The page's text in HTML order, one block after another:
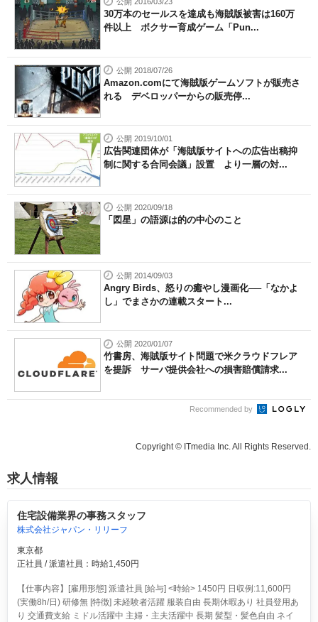
30万本のセールスを達成も海賊版被害は160万
件以上 ボクサー育成ゲーム「Pun...
公開 2018/07/26
Amazon.comにて海賊版ゲームソフトが販売さ
れる デベロッパーからの販売停...
公開 2019/10/01
広告関連団体が「海賊版サイトへの広告出稿抑
制に関する合同会議」設置 より一層の対...
公開 2020/09/18
「図星」の語源は的の中心のこと
公開 2014/09/03
Angry Birds、怒りの癒やし漫画化──「なかよ
し」でまさかの連載スタート...
公開 2020/01/07
竹書房、海賊版サイト問題で米クラウドフレア
を提訴 サーバ提供会社への損害賠償請求...
Recommended by
Copyright © ITmedia Inc. All Rights Reserved.
求人情報
住宅設備業界の事務スタッフ
株式会社ジャパン・リリーフ
東京都
正社員 / 派遣社員：時給1,450円
【仕事内容】[雇用形態] 派遣社員 [給与] <時給> 1450円 日収例:11,600円
(実働8h/日) 研修無 [特徴] 未経験者活躍 服装自由 長期休暇あり 社員登用あ
り 交通費支給 ミドル活躍中 主婦・主夫活躍中 長期 髪型・髪色自由 ネイ